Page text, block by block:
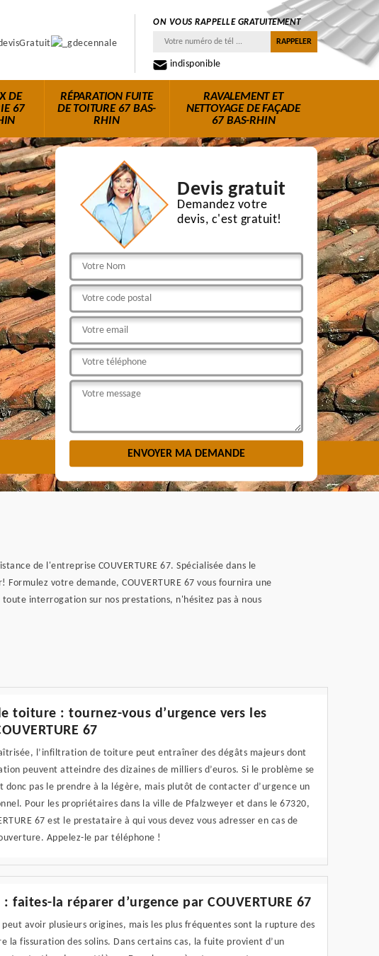
ON VOUS RAPPELLE GRATUITEMENT
indisponible
DE
67
RÉPARATION FUITE
DE TOITURE 67 BAS-
RHIN
RAVALEMENT ET
NETTOYAGE DE FAÇADE
67 BAS-RHIN
Devis gratuit
Demandez votre
devis, c'est gratuit!
de l'entreprise COUVERTURE 67. Spécialisée dans le
votre demande, COUVERTURE 67 vous fournira une
interrogation sur nos prestations, n'hésitez pas à nous
toiture : tournez-vous d’urgence vers les
67
l’infiltration de toiture peut entraîner des dégâts majeurs dont
peuvent atteindre des dizaines de milliers d’euros. Si le problème se
donc pas le prendre à la légère, mais plutôt de contacter d’urgence un
Pour les propriétaires dans la ville de Pfalzweyer et dans le 67320,
67 est le prestataire à qui vous devez vous adresser en cas de
Appelez-le par téléphone !
faites-la réparer d’urgence par COUVERTURE 67
avoir plusieurs origines, mais les plus fréquentes sont la rupture des
la fissuration des solins. Dans certains cas, la fuite provient d’un